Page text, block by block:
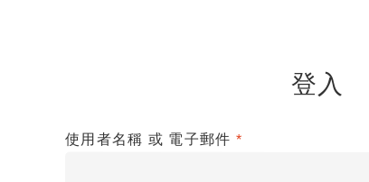
登入
使用者名稱 或 電子郵件 *